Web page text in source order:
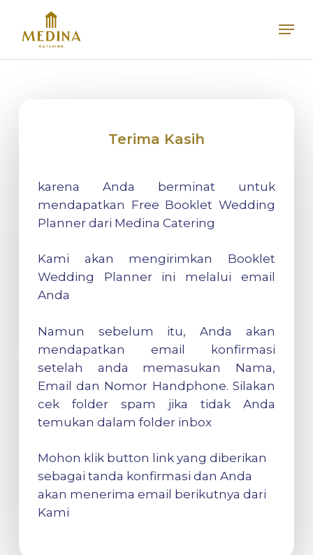
main
Terima Kasih
karena Anda berminat untuk
mendapatkan Free Booklet Wedding
Planner dari Medina Catering
Kami akan mengirimkan Booklet
Wedding Planner ini melalui email
Anda
Namun sebelum itu, Anda akan
mendapatkan email konfirmasi
setelah anda memasukan Nama,
Email dan Nomor Handphone. Silakan
cek folder spam jika tidak Anda
temukan dalam folder inbox
Mohon klik button link yang diberikan
sebagai tanda konfirmasi dan Anda
akan menerima email berikutnya dari
Kami